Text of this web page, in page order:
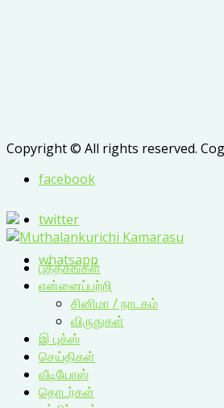
Copyright © All rights reserved.
facebook
twitter
whatsapp
புத்தகங்கள்
என்னைப்பற்றி
சினிமா / நாடகம்
விருதுகள்
இ புக்ஸ்
செய்திகள்
வீடியோஸ்
தொடர்கள்